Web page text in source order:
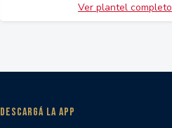
Ver plantel completo
DESCARGÁ LA APP